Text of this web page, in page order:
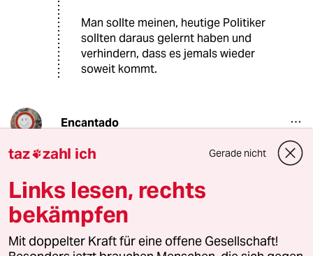
Man sollte meinen, heutige Politiker
sollten daraus gelernt haben und
verhindern, dass es jemals wieder
soweit kommt.
Encantado
"...weil sie dem Antrag keine Chance auf eine
allerdings recht haben: Die Unterstützung für
den Antrag bröckelt zusehends..."
Wenn dieser Antrag nicht zustandekommt,
wird das den letzten Adelsschlag bedeuten.
taz zahl ich Gerade nicht
Links lesen, rechts
bekämpfen
Mit doppelter Kraft für eine offene Gesellschaft!